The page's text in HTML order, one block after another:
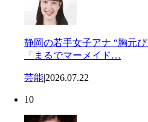
静岡の若手女子アナ “胸元
「まるでマーメイド…
芸能|2026.07.22
10